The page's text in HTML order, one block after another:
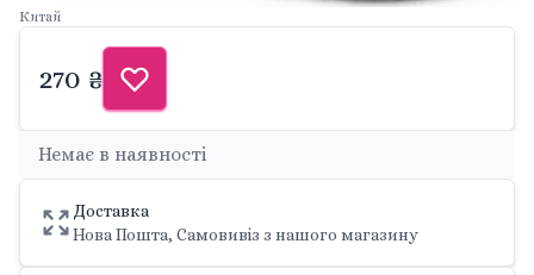
Китай
270 ₴
Немає в наявності
Доставка
Нова Пошта, Самовивіз з нашого магазину